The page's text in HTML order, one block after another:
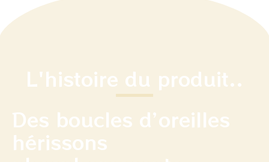
L'histoire du produit..
Des boucles d’oreilles
hérissons